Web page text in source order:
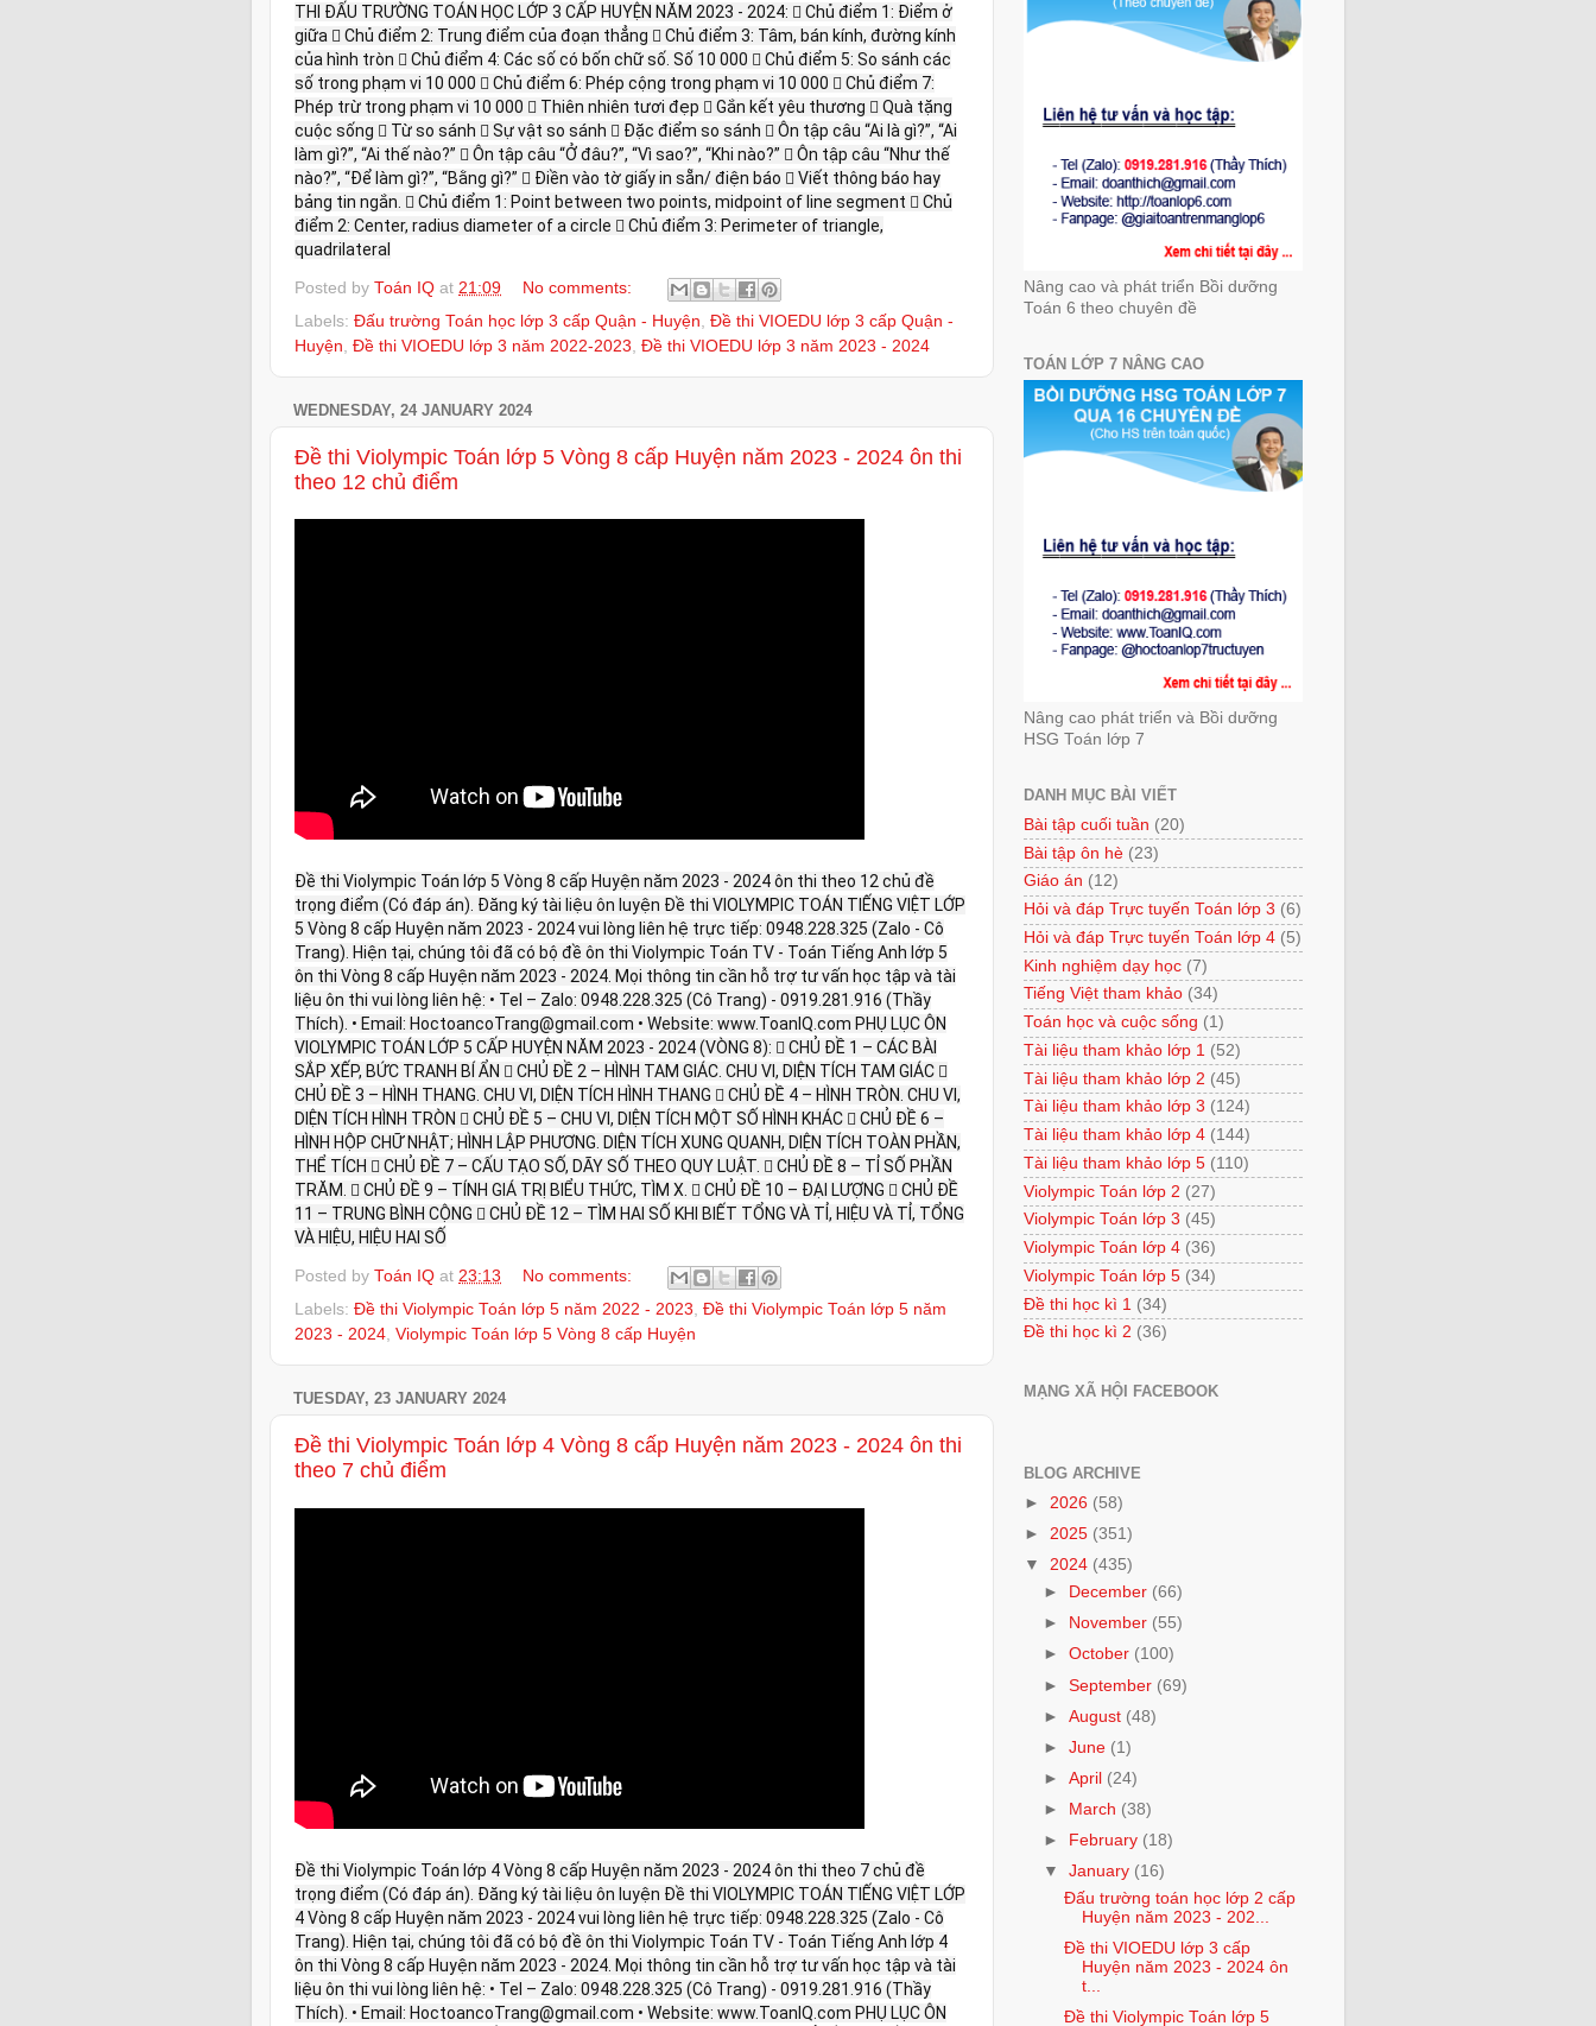
THI ĐẤU TRƯỜNG TOÁN HỌC LỚP 3 CẤP HUYỆN NĂM 2023 - 2024:  Chủ điểm 1: Điểm ở
giữa  Chủ điểm 2: Trung điểm của đoạn thẳng  Chủ điểm 3: Tâm, bán kính, đường kính
của hình tròn  Chủ điểm 4: Các số có bốn chữ số. Số 10 000  Chủ điểm 5: So sánh các
số trong phạm vi 10 000  Chủ điểm 6: Phép cộng trong phạm vi 10 000  Chủ điểm 7:
Phép trừ trong phạm vi 10 000  Thiên nhiên tươi đẹp  Gắn kết yêu thương  Quà tặng
cuộc sống  Từ so sánh  Sự vật so sánh  Đặc điểm so sánh  Ôn tập câu “Ai là gì?”, “Ai
làm gì?”, “Ai thế nào?”  Ôn tập câu “Ở đâu?”, “Vì sao?”, “Khi nào?”  Ôn tập câu “Như thế
nào?”, “Để làm gì?”, “Bằng gì?”  Điền vào tờ giấy in sẵn/ điện báo  Viết thông báo hay
bảng tin ngắn.  Chủ điểm 1: Point between two points, midpoint of line segment  Chủ
điểm 2: Center, radius diameter of a circle  Chủ điểm 3: Perimeter of triangle,
quadrilateral
Posted by Toán IQ at 21:09
No comments:
Labels: Đấu trường Toán học lớp 3 cấp Quận - Huyện Đề thi VIOEDU lớp 3 cấp Quận -
Huyện Đề thi VIOEDU lớp 3 năm 2022-2023 Đề thi VIOEDU lớp 3 năm 2023 - 2024
WEDNESDAY, 24 JANUARY 2024
Đề thi Violympic Toán lớp 5 Vòng 8 cấp Huyện năm 2023 - 2024 ôn thi
theo 12 chủ điểm
Đề thi Violympic Toán lớp 5 Vòng 8 cấp Huyện năm 2023 - 2024 ôn thi theo 12 chủ đề
trọng điểm (Có đáp án). Đăng ký tài liệu ôn luyện Đề thi VIOLYMPIC TOÁN TIẾNG VIỆT LỚP
5 Vòng 8 cấp Huyện năm 2023 - 2024 vui lòng liên hệ trực tiếp: 0948.228.325 (Zalo - Cô
Trang). Hiện tại, chúng tôi đã có bộ đề ôn thi Violympic Toán TV - Toán Tiếng Anh lớp 5
ôn thi Vòng 8 cấp Huyện năm 2023 - 2024. Mọi thông tin cần hỗ trợ tư vấn học tập và tài
liệu ôn thi vui lòng liên hệ: • Tel – Zalo: 0948.228.325 (Cô Trang) - 0919.281.916 (Thầy
Thích). • Email: HoctoancoTrang@gmail.com • Website: www.ToanIQ.com PHỤ LỤC ÔN
VIOLYMPIC TOÁN LỚP 5 CẤP HUYỆN NĂM 2023 - 2024 (VÒNG 8):  CHỦ ĐỀ 1 – CÁC BÀI
SẮP XẾP, BỨC TRANH BÍ ẨN  CHỦ ĐỀ 2 – HÌNH TAM GIÁC. CHU VI, DIỆN TÍCH TAM GIÁC 
CHỦ ĐỀ 3 – HÌNH THANG. CHU VI, DIỆN TÍCH HÌNH THANG  CHỦ ĐỀ 4 – HÌNH TRÒN. CHU VI,
DIỆN TÍCH HÌNH TRÒN  CHỦ ĐỀ 5 – CHU VI, DIỆN TÍCH MỘT SỐ HÌNH KHÁC  CHỦ ĐỀ 6 –
HÌNH HỘP CHỮ NHẬT; HÌNH LẬP PHƯƠNG. DIỆN TÍCH XUNG QUANH, DIỆN TÍCH TOÀN PHẦN,
THỂ TÍCH  CHỦ ĐỀ 7 – CẤU TẠO SỐ, DÃY SỐ THEO QUY LUẬT.  CHỦ ĐỀ 8 – TỈ SỐ PHẦN
TRĂM.  CHỦ ĐỀ 9 – TÍNH GIÁ TRỊ BIỂU THỨC, TÌM X.  CHỦ ĐỀ 10 – ĐẠI LƯỢNG  CHỦ ĐỀ
11 – TRUNG BÌNH CỘNG  CHỦ ĐỀ 12 – TÌM HAI SỐ KHI BIẾT TỔNG VÀ TỈ, HIỆU VÀ TỈ, TỔNG
VÀ HIỆU, HIỆU HAI SỐ
Posted by Toán IQ at 23:13
No comments:
Labels: Đề thi Violympic Toán lớp 5 năm 2022 - 2023 Đề thi Violympic Toán lớp 5 năm
2023 - 2024 Violympic Toán lớp 5 Vòng 8 cấp Huyện
TUESDAY, 23 JANUARY 2024
Đề thi Violympic Toán lớp 4 Vòng 8 cấp Huyện năm 2023 - 2024 ôn thi
theo 7 chủ điểm
Đề thi Violympic Toán lớp 4 Vòng 8 cấp Huyện năm 2023 - 2024 ôn thi theo 7 chủ đề
trọng điểm (Có đáp án). Đăng ký tài liệu ôn luyện Đề thi VIOLYMPIC TOÁN TIẾNG VIỆT LỚP
4 Vòng 8 cấp Huyện năm 2023 - 2024 vui lòng liên hệ trực tiếp: 0948.228.325 (Zalo - Cô
Trang). Hiện tại, chúng tôi đã có bộ đề ôn thi Violympic Toán TV - Toán Tiếng Anh lớp 4
ôn thi Vòng 8 cấp Huyện năm 2023 - 2024. Mọi thông tin cần hỗ trợ tư vấn học tập và tài
liệu ôn thi vui lòng liên hệ: • Tel – Zalo: 0948.228.325 (Cô Trang) - 0919.281.916 (Thầy
Thích). • Email: HoctoancoTrang@gmail.com • Website: www.ToanIQ.com PHỤ LỤC ÔN
Nâng cao và phát triển Bồi dưỡng
Toán 6 theo chuyên đề
TOÁN LỚP 7 NÂNG CAO
Nâng cao phát triển và Bồi dưỡng
HSG Toán lớp 7
DANH MỤC BÀI VIẾT
Bài tập cuối tuần (20)
Bài tập ôn hè (23)
Giáo án (12)
Hỏi và đáp Trực tuyến Toán lớp 3 (6)
Hỏi và đáp Trực tuyến Toán lớp 4 (5)
Kinh nghiệm dạy học (7)
Tiếng Việt tham khảo (34)
Toán học và cuộc sống (1)
Tài liệu tham khảo lớp 1 (52)
Tài liệu tham khảo lớp 2 (45)
Tài liệu tham khảo lớp 3 (124)
Tài liệu tham khảo lớp 4 (144)
Tài liệu tham khảo lớp 5 (110)
Violympic Toán lớp 2 (27)
Violympic Toán lớp 3 (45)
Violympic Toán lớp 4 (36)
Violympic Toán lớp 5 (34)
Đề thi học kì 1 (34)
Đề thi học kì 2 (36)
MẠNG XÃ HỘI FACEBOOK
BLOG ARCHIVE
► 2026 (58)
► 2025 (351)
▼ 2024 (435)
►
December (66)
►
November (55)
►October (100)
►September (69)
►August (48)
►June (1)
►April (24)
►
March (38)
►
February (18)
▼January (16)
Đấu trường toán học lớp 2 cấp
Huyện năm 2023 - 202...
Đề thi VIOEDU lớp 3 cấp
Huyện năm 2023 - 2024 ôn
t...
Đề thi Violympic Toán lớp 5